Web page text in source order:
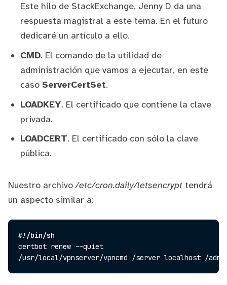
Este hilo de StackExchange, Jenny D da una
respuesta magistral a este tema. En el futuro
dedicaré un artículo a ello.
CMD. El comando de la utilidad de
administración que vamos a ejecutar, en este
caso ServerCertSet.
LOADKEY. El certificado que contiene la clave
privada.
LOADCERT. El certificado con sólo la clave
pública.
Nuestro archivo/etc/cron.daily/letsencrypt tendrá
un aspecto similar a:
#!/bin/sh
certbot renew --quiet